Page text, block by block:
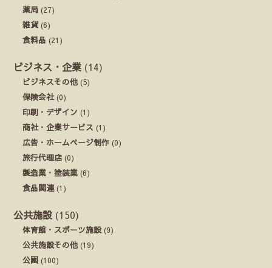
薬局 (27)
雑貨(6)
食料品 (21)
ビジネス・企業 (14)
ビジネスその他 (5)
保険会社(0)
印刷・デザイン (1)
商社・企業サービス (1)
広告・ホームページ制作 (0)
旅行代理店 (0)
製造業・塗装業 (6)
食品関連 (1)
公共施設 (150)
体育館・スポーツ施設(9)
公共施設その他 (19)
公園 (100)